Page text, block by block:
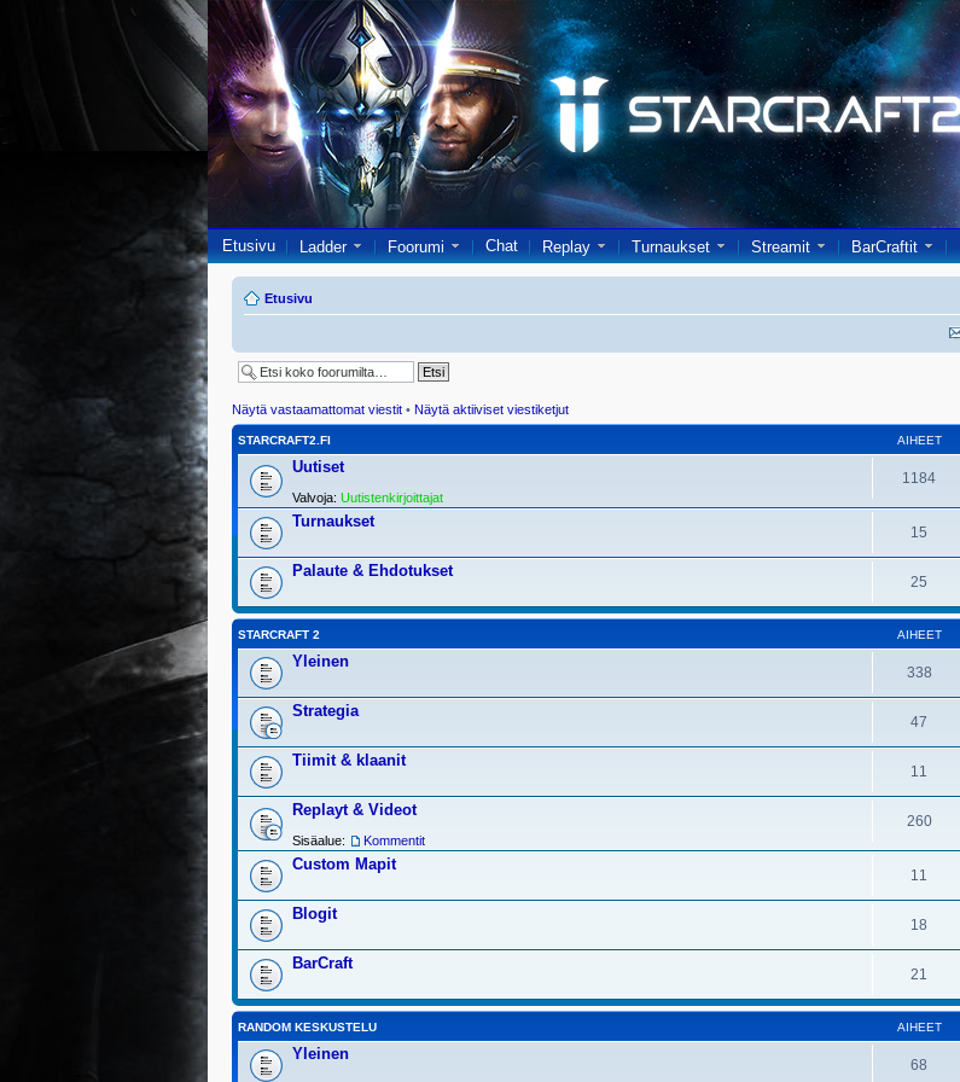
Etusivu Ladder Foorumi Chat Replay Turnaukset Streamit BarCraftit
Etusivu
Näytä vastaamattomat viestit • Näytä aktiiviset viestiketjut
STARCRAFT2.FI AIHEET
Uutiset
Valvoja: Uutistenkirjoittajat
1184
Turnaukset
15
Palaute & Ehdotukset
25
STARCRAFT 2 AIHEET
Yleinen
338
Strategia
47
Tiimit & klaanit
11
Replayt & Videot
Sisäalue: Kommentit
260
Custom Mapit
11
Blogit
18
BarCraft
21
RANDOM KESKUSTELU AIHEET
Yleinen
68